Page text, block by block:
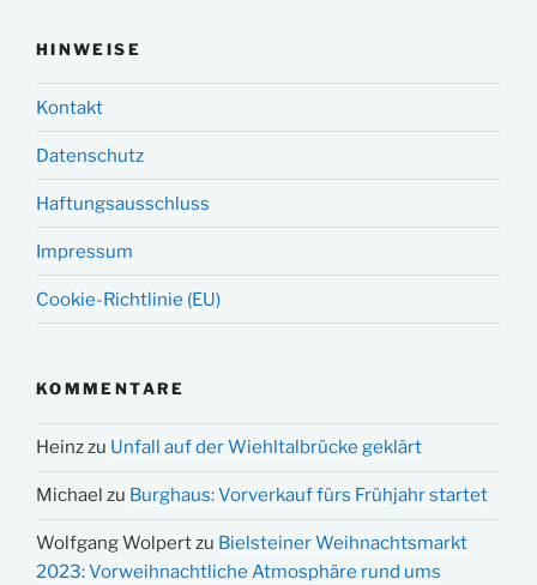
HINWEISE
Kontakt
Datenschutz
Haftungsausschluss
Impressum
Cookie-Richtlinie (EU)
KOMMENTARE
Heinzzu Unfall auf der Wiehltalbrücke geklärt
Michael zu Burghaus: Vorverkauf fürs Frühjahr startet
Wolfgang Wolpertzu Bielsteiner Weihnachtsmarkt
2023: Vorweihnachtliche Atmosphäre rund ums